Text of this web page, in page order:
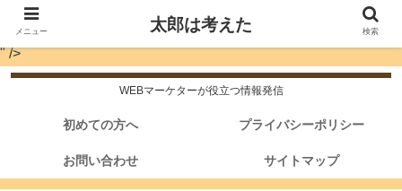
" />
WEBマーケターが役立つ情報発信
初めての方へ プライバシーポリシー
お問い合わせ サイトマップ
メニュー 太郎は考えた 検索